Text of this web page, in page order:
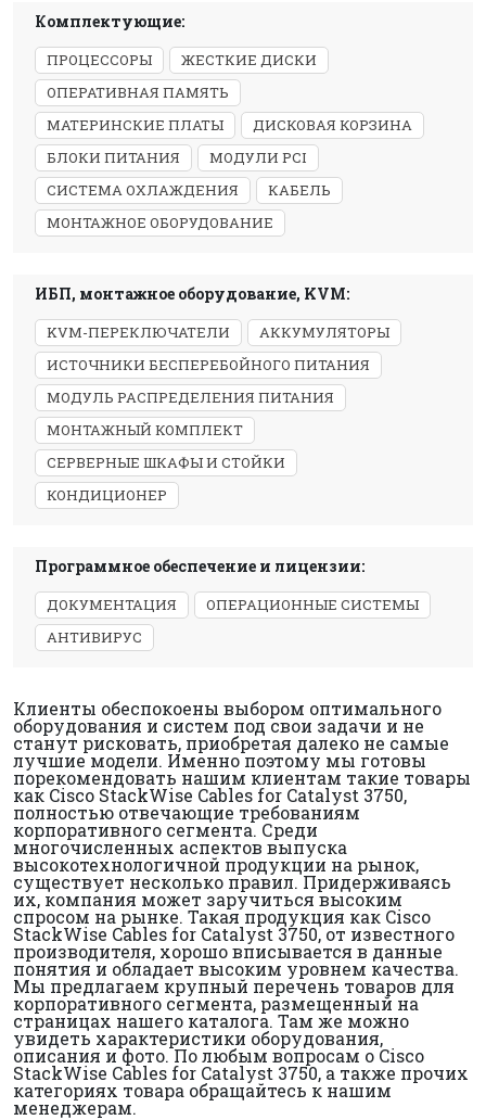
Комплектующие:
ПРОЦЕССОРЫ
ЖЕСТКИЕ ДИСКИ
ОПЕРАТИВНАЯ ПАМЯТЬ
МАТЕРИНСКИЕ ПЛАТЫ
ДИСКОВАЯ КОРЗИНА
БЛОКИ ПИТАНИЯ
МОДУЛИ PCI
СИСТЕМА ОХЛАЖДЕНИЯ
КАБЕЛЬ
МОНТАЖНОЕ ОБОРУДОВАНИЕ
ИБП, монтажное оборудование, KVM:
KVM-ПЕРЕКЛЮЧАТЕЛИ
АККУМУЛЯТОРЫ
ИСТОЧНИКИ БЕСПЕРЕБОЙНОГО ПИТАНИЯ
МОДУЛЬ РАСПРЕДЕЛЕНИЯ ПИТАНИЯ
МОНТАЖНЫЙ КОМПЛЕКТ
СЕРВЕРНЫЕ ШКАФЫ И СТОЙКИ
КОНДИЦИОНЕР
Программное обеспечение и лицензии:
ДОКУМЕНТАЦИЯ
ОПЕРАЦИОННЫЕ СИСТЕМЫ
АНТИВИРУС
Клиенты обеспокоены выбором оптимального
оборудования и систем под свои задачи и не
станут рисковать, приобретая далеко не самые
лучшие модели. Именно поэтому мы готовы
порекомендовать нашим клиентам такие товары
как Cisco StackWise Cables for Catalyst 3750,
полностью отвечающие требованиям
корпоративного сегмента. Среди
многочисленных аспектов выпуска
высокотехнологичной продукции на рынок,
существует несколько правил. Придерживаясь
их, компания может заручиться высоким
спросом на рынке. Такая продукция как Cisco
StackWise Cables for Catalyst 3750, от известного
производителя, хорошо вписывается в данные
понятия и обладает высоким уровнем качества.
Мы предлагаем крупный перечень товаров для
корпоративного сегмента, размещенный на
страницах нашего каталога. Там же можно
увидеть характеристики оборудования,
описания и фото. По любым вопросам о Cisco
StackWise Cables for Catalyst 3750, а также прочих
категориях товара обращайтесь к нашим
менеджерам.